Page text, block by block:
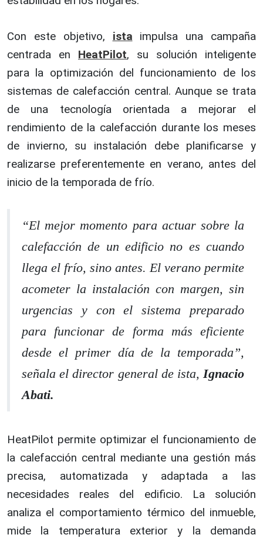
Con este objetivo, ista impulsa una campaña
centrada en HeatPilot, su solución inteligente
para la optimización del funcionamiento de los
sistemas de calefacción central. Aunque se trata
de una tecnología orientada a mejorar el
rendimiento de la calefacción durante los meses
de invierno, su instalación debe planificarse y
realizarse preferentemente en verano, antes del
inicio de la temporada de frío.
“El mejor momento para actuar sobre la
calefacción de un edificio no es cuando
llega el frío, sino antes. El verano permite
acometer la instalación con margen, sin
urgencias y con el sistema preparado
para funcionar de forma más eficiente
desde el primer día de la temporada”,
señala el director general de ista,Ignacio
Abati.
HeatPilot permite optimizar el funcionamiento de
la calefacción central mediante una gestión más
precisa, automatizada y adaptada a las
necesidades reales del edificio. La solución
analiza el comportamiento térmico del inmueble,
mide la temperatura exterior y la demanda